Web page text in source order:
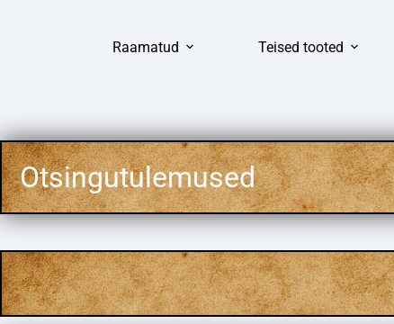
Raamatud Teised tooted